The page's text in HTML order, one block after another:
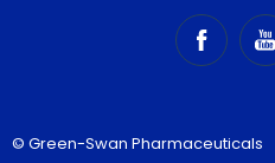
© Green-Swan Pharmaceuticals